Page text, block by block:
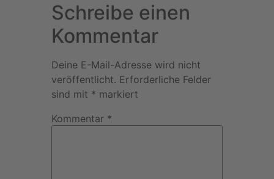
Schreibe einen
Kommentar
Deine E-Mail-Adresse wird nicht
veröffentlicht. Erforderliche Felder
sind mit * markiert
Kommentar *